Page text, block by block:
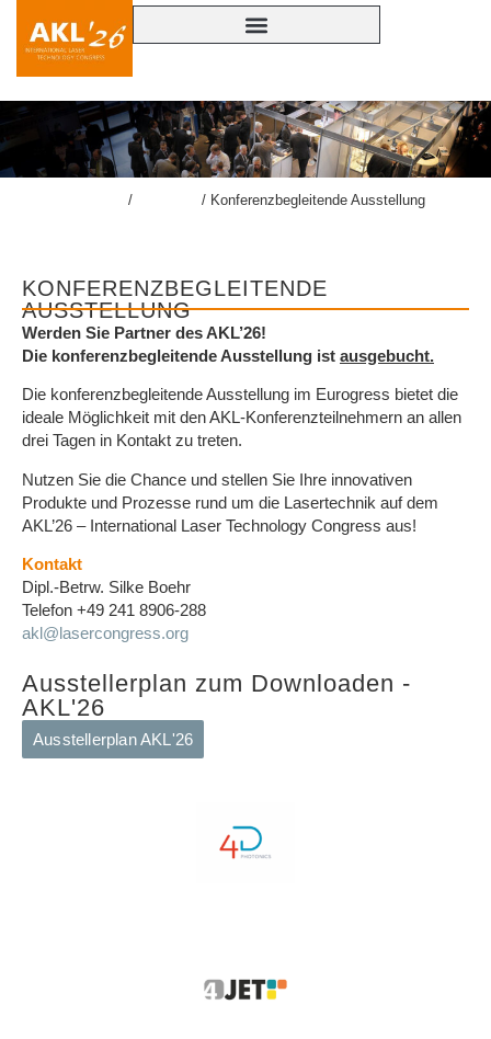
/ / Konferenzbegleitende Ausstellung
KONFERENZBEGLEITENDE
AUSSTELLUNG
Werden Sie Partner des AKL’26!
Die konferenzbegleitende Ausstellung ist ausgebucht.
Die konferenzbegleitende Ausstellung im Eurogress bietet die
ideale Möglichkeit mit den AKL-Konferenzteilnehmern an allen
drei Tagen in Kontakt zu treten.
Nutzen Sie die Chance und stellen Sie Ihre innovativen
Produkte und Prozesse rund um die Lasertechnik auf dem
AKL’26 – International Laser Technology Congress aus!
Kontakt
Dipl.-Betrw. Silke Boehr
Telefon +49 241 8906-288
akl@lasercongress.org
Ausstellerplan zum Downloaden -
AKL'26
Ausstellerplan AKL'26